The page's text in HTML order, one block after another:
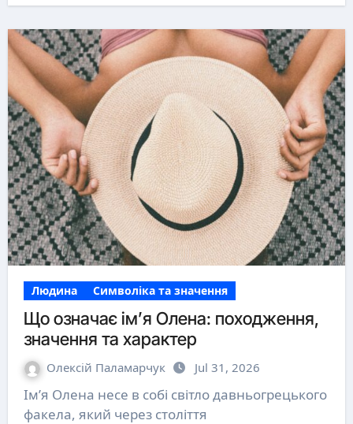
Людина Символіка та значення
Що означає ім’я Олена: походження,
значення та характер
Олексій Паламарчук Jul 31, 2026
Ім’я Олена несе в собі світло давньогрецького
факела, який через століття